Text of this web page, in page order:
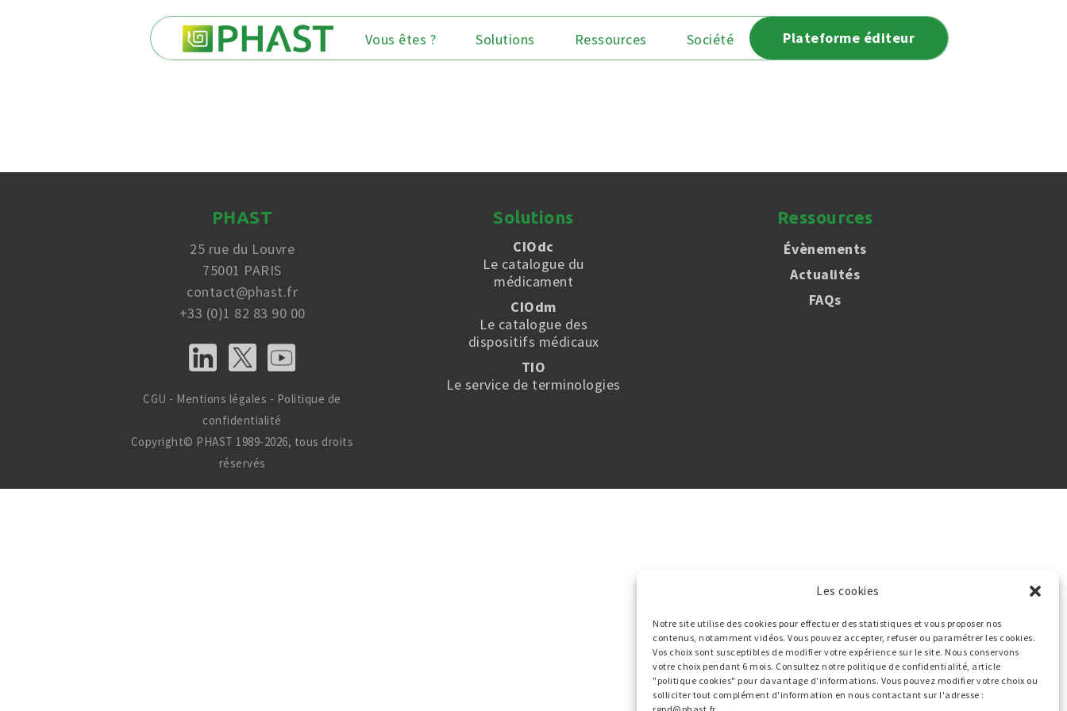
Les cookies
Notre site utilise des cookies pour effectuer des statistiques et vous proposer nos
contenus, notamment vidéos. Vous pouvez accepter, refuser ou paramétrer les cookies.
Vos choix sont susceptibles de modifier votre expérience sur le site. Nous conservons
votre choix pendant 6 mois. Consultez notre politique de confidentialité, article
"politique cookies" pour davantage d'informations. Vous pouvez modifier votre choix ou
solliciter tout complément d'information en nous contactant sur l'adresse :
Vous êtes ? Solutions Ressources Société Plateforme éditeur
PHAST
25 rue du Louvre
75001 PARIS
contact@phast.fr
+33 (0)1 82 83 90 00
CGU - Mentions légales - Politique de
confidentialité
Copyright© PHAST 1989-2026, tous droits
réservés
Solutions
CIOdc
Le catalogue du
médicament
CIOdm
Le catalogue des
dispositifs médicaux
TIO
Le service de terminologies
Ressources
Évènements
Actualités
FAQs